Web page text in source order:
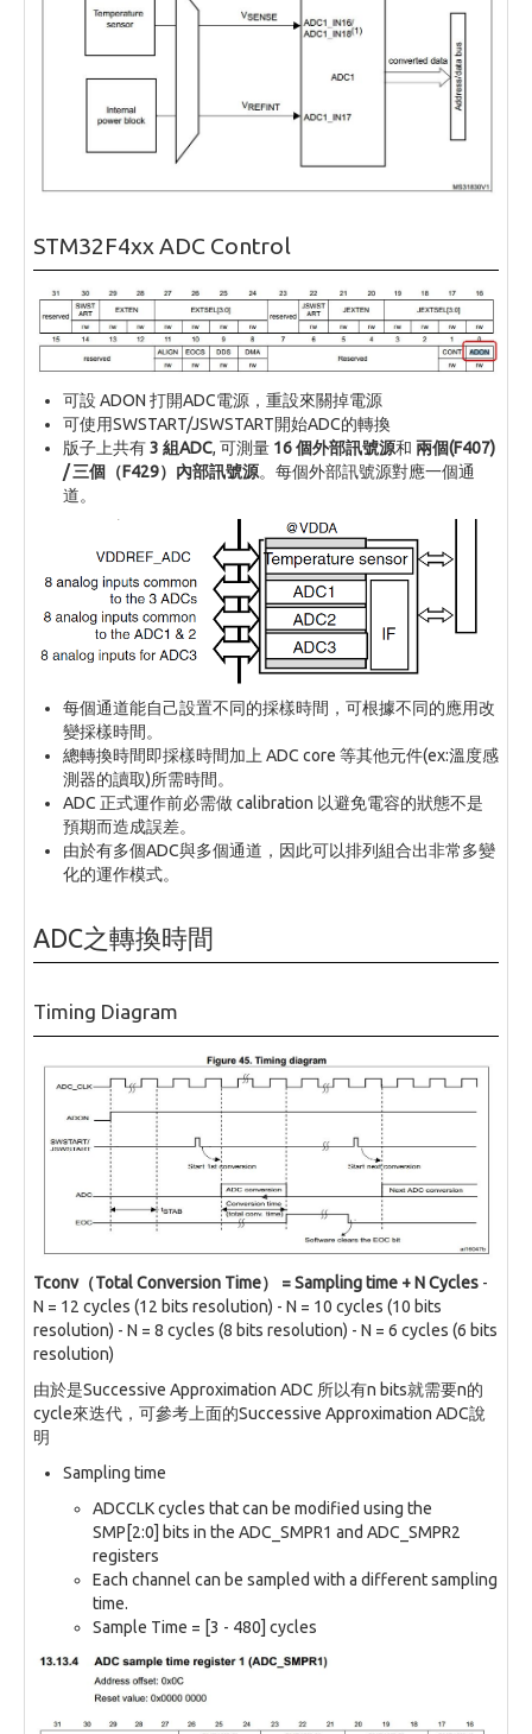
STM32F4xx ADC Control
可設 ADON 打開ADC電源，重設來關掉電源
可使用SWSTART/JSWSTART開始ADC的轉換
版子上共有3 組ADC, 可測量 16 個外部訊號源和 兩個(F407)
/ 三個（F429）內部訊號源。每個外部訊號源對應一個通
道。
每個通道能自己設置不同的採樣時間，可根據不同的應用改
變採樣時間。
總轉換時間即採樣時間加上 ADC core 等其他元件(ex:溫度感
測器的讀取)所需時間。
ADC 正式運作前必需做 calibration 以避免電容的狀態不是
預期而造成誤差。
由於有多個ADC與多個通道，因此可以排列組合出非常多變
化的運作模式。
ADC之轉換時間
Timing Diagram
Tconv（Total Conversion Time） = Sampling time + N Cycles -
N = 12 cycles (12 bits resolution) - N = 10 cycles (10 bits
resolution) - N = 8 cycles (8 bits resolution) - N = 6 cycles (6 bits
resolution)
由於是Successive Approximation ADC 所以有n bits就需要n的
cycle來迭代，可參考上面的Successive Approximation ADC說
明
Sampling time
ADCCLK cycles that can be modified using the
SMP[2:0] bits in the ADC_SMPR1 and ADC_SMPR2
registers
Each channel can be sampled with a different sampling
time.
Sample Time = [3 - 480] cycles